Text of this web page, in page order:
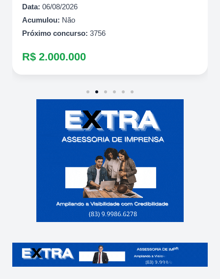
Data: 06/08/2026
Acumulou: Não
Próximo concurso: 3756
R$ 2.000.000